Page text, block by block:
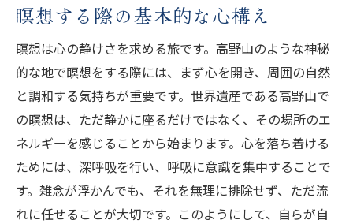
瞑想する際の基本的な心構え
瞑想は心の静けさを求める旅です。高野山のような神秘
的な地で瞑想をする際には、まず心を開き、周囲の自然
と調和する気持ちが重要です。世界遺産である高野山で
の瞑想は、ただ静かに座るだけではなく、その場所のエ
ネルギーを感じることから始まります。心を落ち着ける
ためには、深呼吸を行い、呼吸に意識を集中することで
す。雑念が浮かんでも、それを無理に排除せず、ただ流
れに任せることが大切です。このようにして、自らが自